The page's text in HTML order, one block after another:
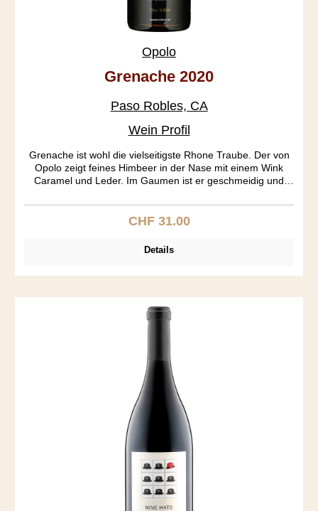
Opolo
Grenache 2020
Paso Robles, CA
Wein Profil
Grenache ist wohl die vielseitigste Rhone Traube. Der von
Opolo zeigt feines Himbeer in der Nase mit einem Wink
Caramel und Leder. Im Gaumen ist er geschmeidig und
Schuss Pfiffigkeit.
Regulärer Preis:
CHF 31.00
Details